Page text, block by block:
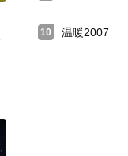
波澜壮阔的历史画卷
有限、经费不足的实际
格尊重历史，再现了唐
10 温暖2007